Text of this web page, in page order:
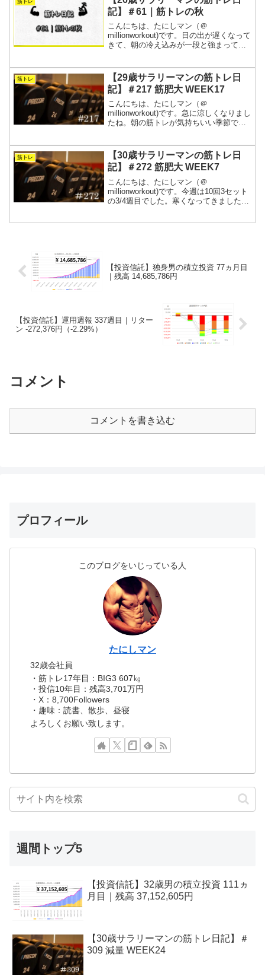
リーマンが、常に...
記】＃61｜筋トレの秋
こんにちは、たにしマン（＠
millionworkout)です。日の出が遅くなって
きて、朝の冷え込みが一段と強まってき
込みます。それでも構わず筋トレを続け
た者だけが異常者...
筋トレ
【29歳サラリーマンの筋トレ日
記】＃217 筋肥大 WEEK17
こんにちは、たにしマン（＠
millionworkout)です。急に涼しくなりまし
たね。朝の筋トレが気持ちいい季節で
ちてきました。筋肥大と矛盾してきたの
で、来週からタイ...
筋トレ
【30歳サラリーマンの筋トレ日
記】＃272 筋肥大 WEEK7
こんにちは、たにしマン（＠
millionworkout)です。今週は10回3セット
の3/4週目でした。寒くなってきました。
【投資信託】独身男の積立投資 77ヵ月目
｜残高 14,685,786円
【投資信託】運用週報 337週目｜リター
ン -272,376円（-2.29%）
コメント
コメントを書き込む
プロフィール
このブログをいじっている人
たにしマン
32歳会社員
・筋トレ17年目：BIG3 607㎏
・投信10年目：残高3,701万円
・X：8,700Followers
・趣味：読書、散歩、昼寝
よろしくお願い致します。
週間トップ5
【投資信託】32歳男の積立投資 111ヵ
月目｜残高 37,152,605円
【30歳サラリーマンの筋トレ日記】＃
309 減量 WEEK24